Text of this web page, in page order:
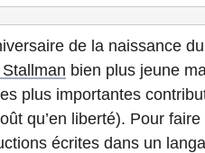
de la naissance du
bien plus jeune
plus importantes
qu’en liberté). Pour
écrites dans un